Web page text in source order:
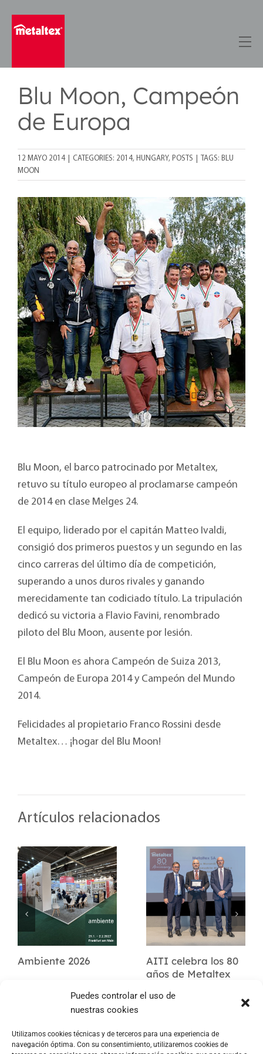
Puedes controlar el uso de
nuestras cookies
Utilizamos cookies técnicas y de terceros para una experiencia de
navegación óptima. Con su consentimiento, utilizaremos cookies de
Blu Moon, Campeón
de Europa
12 MAYO 2014 CATEGORIES: 2014, HUNGARY, POSTS TAGS: BLU
MOON
Blu Moon, el barco patrocinado por Metaltex,
retuvo su título europeo al proclamarse campeón
de 2014 en clase Melges 24.
El equipo, liderado por el capitán Matteo Ivaldi,
consigió dos primeros puestos y un segundo en las
cinco carreras del último día de competición,
superando a unos duros rivales y ganando
merecidamente tan codiciado título. La tripulación
dedicó su victoria a Flavio Favini, renombrado
piloto del Blu Moon, ausente por lesión.
El Blu Moon es ahora Campeón de Suiza 2013,
Campeón de Europa 2014 y Campeón del Mundo
2014.
Felicidades al propietario Franco Rossini desde
Metaltex… ¡hogar del Blu Moon!
Artículos relacionados
Ambiente 2026
AITI celebra los 80
años de Metaltex